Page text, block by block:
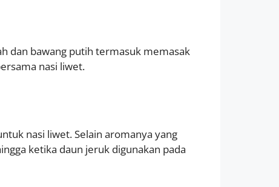
dan bawang putih termasuk memasak
nasi liwet.
nasi liwet. Selain aromanya yang
ketika daun jeruk digunakan pada